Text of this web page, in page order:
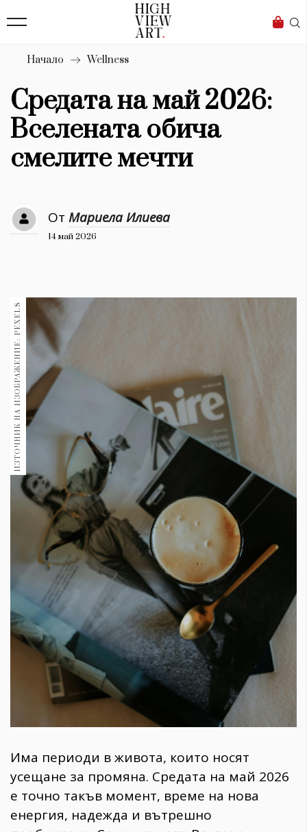
Бизнес
Мода
Dialogue
Изкуство
4339
Дизайн
Книги
30+ 1970
Гурме
Пътувай
237
Здраве 389
Gentlemen
382
Wellness
ПОСЛЕДВАЙТЕ
НИ
Начало Wellness
Средата на май 2026:
Вселената обича
смелите мечти
От Мариела Илиева
14 май 2026
ИЗТОЧНИК НА ИЗОБРАЖЕНИЕ: PEXELS
Има периоди в живота, които носят
усещане за промяна. Средата на май 2026
е точно такъв момент, време на нова
енергия, надежда и вътрешно